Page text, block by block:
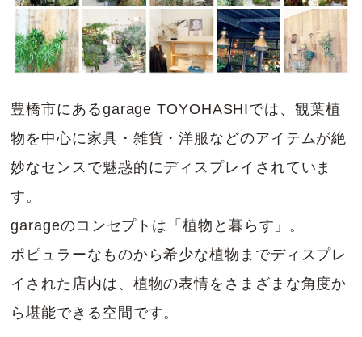
豊橋市にあるgarage TOYOHASHIでは、観葉植
物を中心に家具・雑貨・洋服などのアイテムが絶
妙なセンスで魅惑的にディスプレイされていま
す。
garageのコンセプトは「植物と暮らす」。
ポピュラーなものから希少な植物までディスプレ
イされた店内は、植物の表情をさまざまな角度か
ら堪能できる空間です。